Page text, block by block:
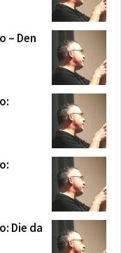
– Den
Die da